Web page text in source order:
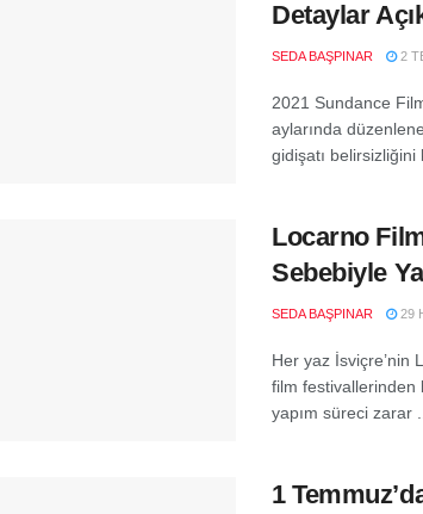
Detaylar
SEDA BAŞPINAR 2
2021 Sundance
aylarında
gidişatı belirsizliğini
Locarno
Sebebiyle
SEDA BAŞPINAR 29
Her yaz İsviçre’nin
film festivallerinden
yapım süreci zarar
1